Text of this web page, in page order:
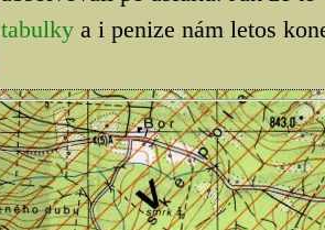
tabulkya i penize nám letos